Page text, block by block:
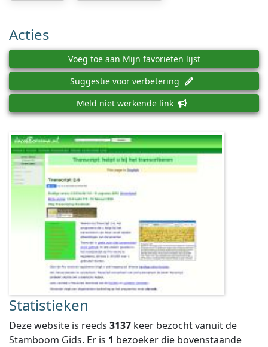
Acties
Voeg toe aan Mijn favorieten lijst
Suggestie voor verbetering
Meld niet werkende link
Statistieken
Deze website is reeds 3137 keer bezocht vanuit de
Stamboom Gids. Er is 1 bezoeker die bovenstaande